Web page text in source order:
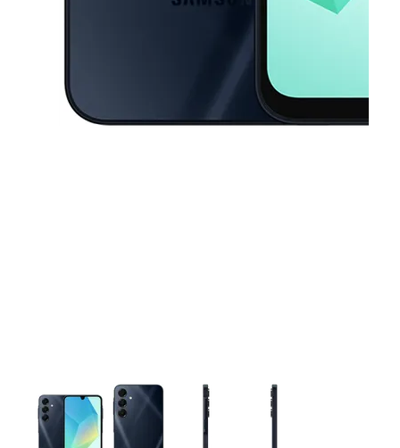
This carousel contains a column of small thumbnails. Selecting a